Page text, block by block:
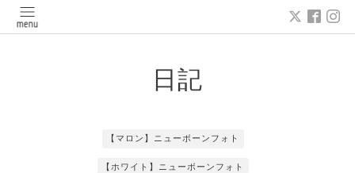
日記
【マロン】ニューボーンフォト
【ホワイト】ニューボーンフォト